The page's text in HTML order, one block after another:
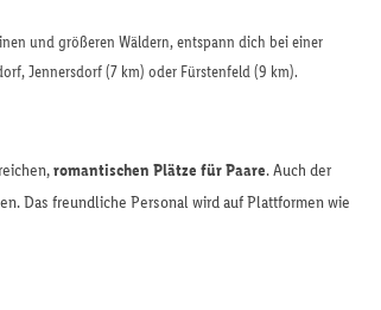
und größeren Wäldern, entspann dich bei einer
Jennersdorf (7 km) oder Fürstenfeld (9 km).
romantischen Plätze für Paare. Auch der
Das freundliche Personal wird auf Plattformen wie